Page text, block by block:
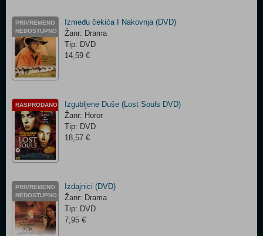
PRIVREMENO
NEDOSTUPNO
Između čekića I Nakovnja (DVD)
Žanr: Drama
Tip: DVD
14,59 €
RASPRODANO
Izgubljene Duše (Lost Souls DVD)
Žanr: Horor
Tip: DVD
18,57 €
PRIVREMENO
NEDOSTUPNO
Izdajnici (DVD)
Žanr: Drama
Tip: DVD
7,95 €